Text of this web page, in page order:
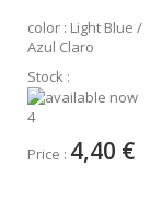
color : Light Blue /
Azul Claro
Stock :
4
Price : 4,40 €